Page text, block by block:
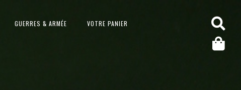
GUERRES & ARMÉE VOTRE PANIER